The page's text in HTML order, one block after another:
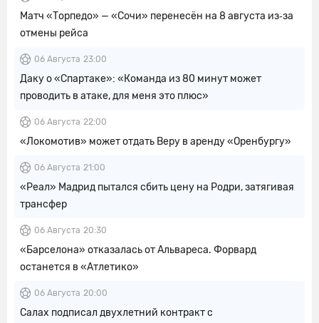
Матч «Торпедо» — «Сочи» перенесён на 8 августа из‑за
отмены рейса
06 Августа 23:00
Даку о «Спартаке»: «Команда из 80 минут может
проводить в атаке, для меня это плюс»
06 Августа 22:00
«Локомотив» может отдать Веру в аренду «Оренбургу»
06 Августа 21:00
«Реал» Мадрид пытался сбить цену на Родри, затягивая
трансфер
06 Августа 20:30
«Барселона» отказалась от Альвареса. Форвард
останется в «Атлетико»
06 Августа 20:00
Салах подписал двухлетний контракт с